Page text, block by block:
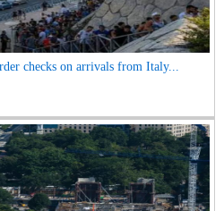
checks on arrivals from Italy...